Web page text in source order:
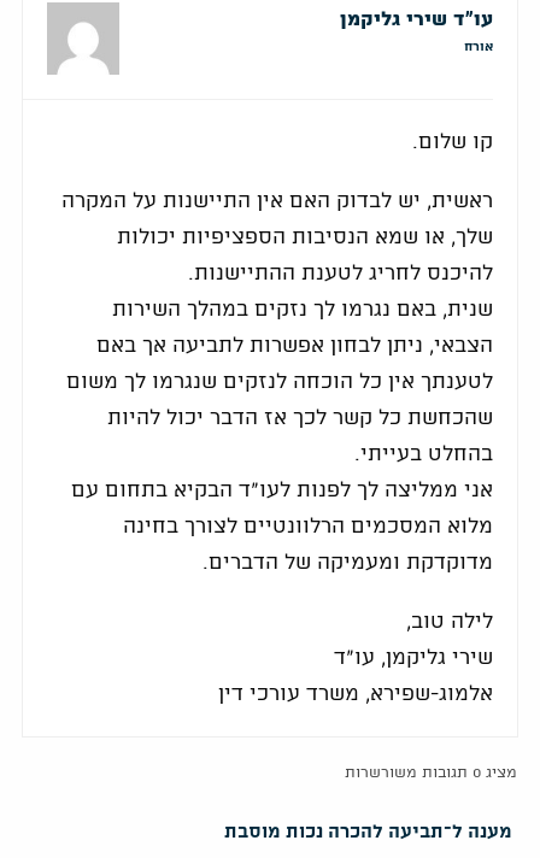
עו"ד שירי גליקמן
אורח
קו שלום.
ראשית, יש לבדוק האם אין התיישנות על המקרה
שלך, או שמא הנסיבות הספציפיות יכולות
להיכנס לחריג לטענת ההתיישנות.
שנית, באם נגרמו לך נזקים במהלך השירות
הצבאי, ניתן לבחון אפשרות לתביעה אך באם
לטענתך אין כל הוכחה לנזקים שנגרמו לך משום
שהכחשת כל קשר לכך אז הדבר יכול להיות
בהחלט בעייתי.
אני ממליצה לך לפנות לעו"ד הבקיא בתחום עם
מלוא המסכמים הרלוונטיים לצורך בחינה
מדוקדקת ומעמיקה של הדברים.
לילה טוב,
שירי גליקמן, עו"ד
אלמוג-שפירא, משרד עורכי דין
מציג 0 תגובות משורשרות
מענה ל־תביעה להכרה נכות מוסבת